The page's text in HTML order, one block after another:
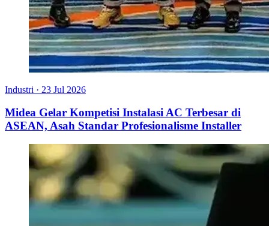
Industri · 23 Jul 2026
Midea Gelar Kompetisi Instalasi AC Terbesar di
ASEAN, Asah Standar Profesionalisme Installer